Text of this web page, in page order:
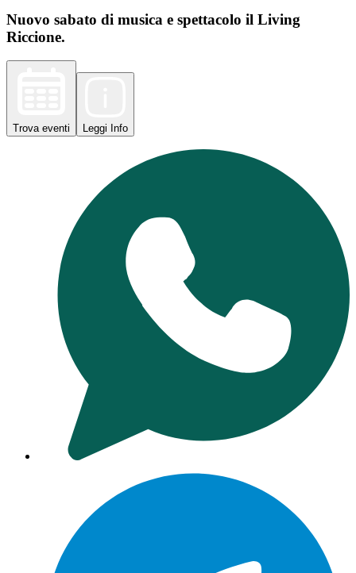
Nuovo sabato di musica e spettacolo il Living
Riccione.
Trova eventi Leggi Info